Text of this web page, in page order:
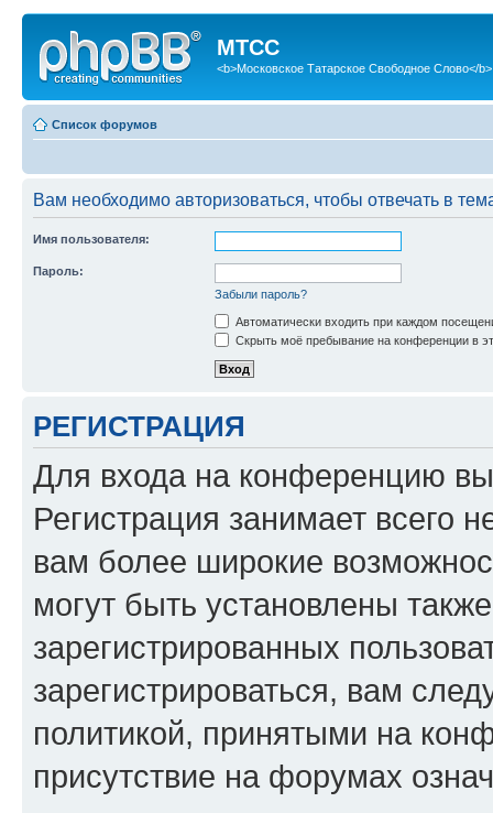
МТСС
<b>Московское Татарское Свободное Слово</b>
Список форумов
Вам необходимо авторизоваться, чтобы отвечать в
Имя пользователя:
Пароль:
Забыли пароль?
Автоматически входить при каждом
Скрыть моё пребывание на конференции в
РЕГИСТРАЦИЯ
Для входа на конференцию
Регистрация занимает всего
вам более широкие
могут быть установлены
зарегистрированных
зарегистрироваться, вам
политикой, принятыми на
присутствие на форумах